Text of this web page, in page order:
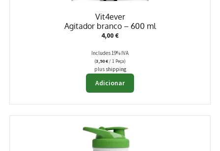
Vit4ever
Agitador branco – 600 ml
4,00€
Includes 19% IVA
(3,90€/ 1 Peça)
plus shipping
Adicionar